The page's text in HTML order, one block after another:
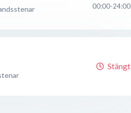
00:00-24:00
Stängt